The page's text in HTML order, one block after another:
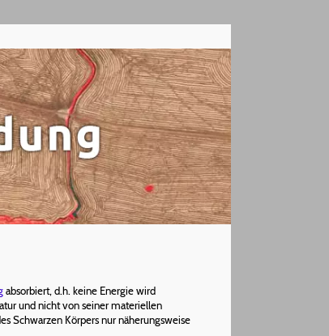
absorbiert, d.h. keine Energie wird
und nicht von seiner materiellen
Schwarzen Körpers nur näherungsweise